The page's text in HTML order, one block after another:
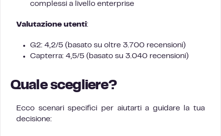
complessi a livello enterprise
Valutazione utenti:
G2: 4,2/5 (basato su oltre 3.700 recensioni)
Capterra: 4,5/5 (basato su 3.040 recensioni)
Quale scegliere?
Ecco scenari specifici per aiutarti a guidare la tua
decisione: